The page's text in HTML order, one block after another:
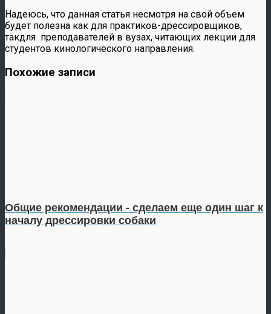
Надеюсь, что данная статья несмотря на свой объем
будет полезна как для практиков-дрессировщиков,
такдля преподавателей в вузах, читающих лекции для
студентов кинологического направления.
Похожие записи
Общие рекомендации - сделаем еще один шаг к
началу дрессировки собаки